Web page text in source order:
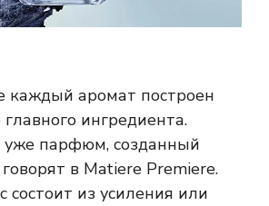
каждый аромат построен
главного ингредиента.
парфюм, созданный
в Matiere Premiere.
состоит из усиления или